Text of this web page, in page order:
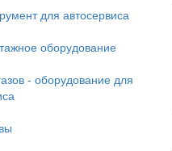
для автосервиса
оборудование
- оборудование для